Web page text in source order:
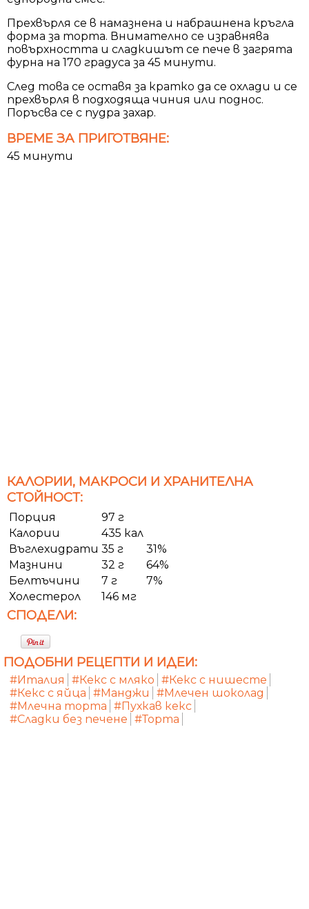
Прехвърля се в намазнена и набрашнена кръгла
форма за торта. Внимателно се изравнява
повърхността и сладкишът се пече в загрята
фурна на 170 градуса за 45 минути.
След това се оставя за кратко да се охлади и се
прехвърля в подходяща чиния или поднос.
Поръсва се с пудра захар.
ВРЕМЕ ЗА ПРИГОТВЯНЕ:
45 минути
КАЛОРИИ, МАКРОСИ И ХРАНИТЕЛНА
СТОЙНОСТ:
Порция
97 г
Калории
435 кал
Въглехидрати 35 г
31%
Мазнини
32 г
64%
Белтъчини
7 г
7%
Холестерол
146 мг
СПОДЕЛИ:
ПОДОБНИ РЕЦЕПТИ И ИДЕИ:
#Италия #Кекс с мляко #Кекс с нишесте
#Кекс с яйца #Манджи
#Млечен шоколад
#Млечна торта #Пухкав кекс
#Сладки без печене #Торта